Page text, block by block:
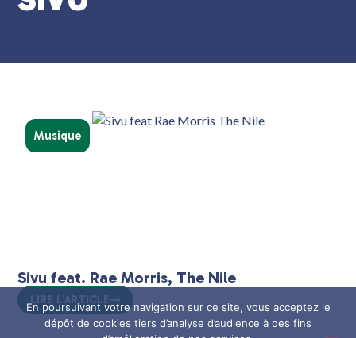
Musique
Sivu feat. Rae Morris, The Nile
LIRE L'ARTICLE
En poursuivant votre navigation sur ce site, vous acceptez le
dépôt de cookies tiers d’analyse d’audience à des fins